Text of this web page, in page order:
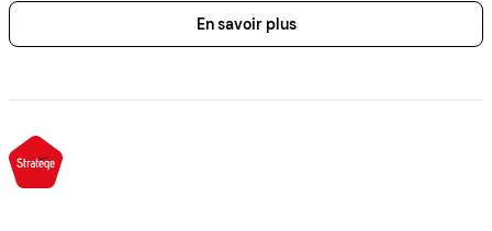
En savoir plus